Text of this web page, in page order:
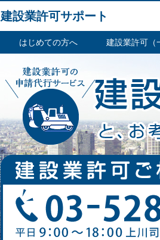
建設業許可サポート
はじめての方へ 建設業許可（